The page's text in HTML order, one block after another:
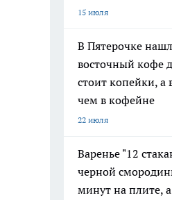
15 июля
В Пятерочке
восточный кофе
стоит копейки, а
чем в кофейне
22 июля
Варенье "12
черной
минут на плите,